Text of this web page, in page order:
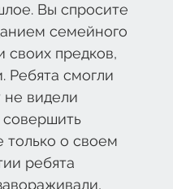
Вы спросите
семейного
своих предков,
Ребята смогли
не видели
совершить
только о своем
ребята